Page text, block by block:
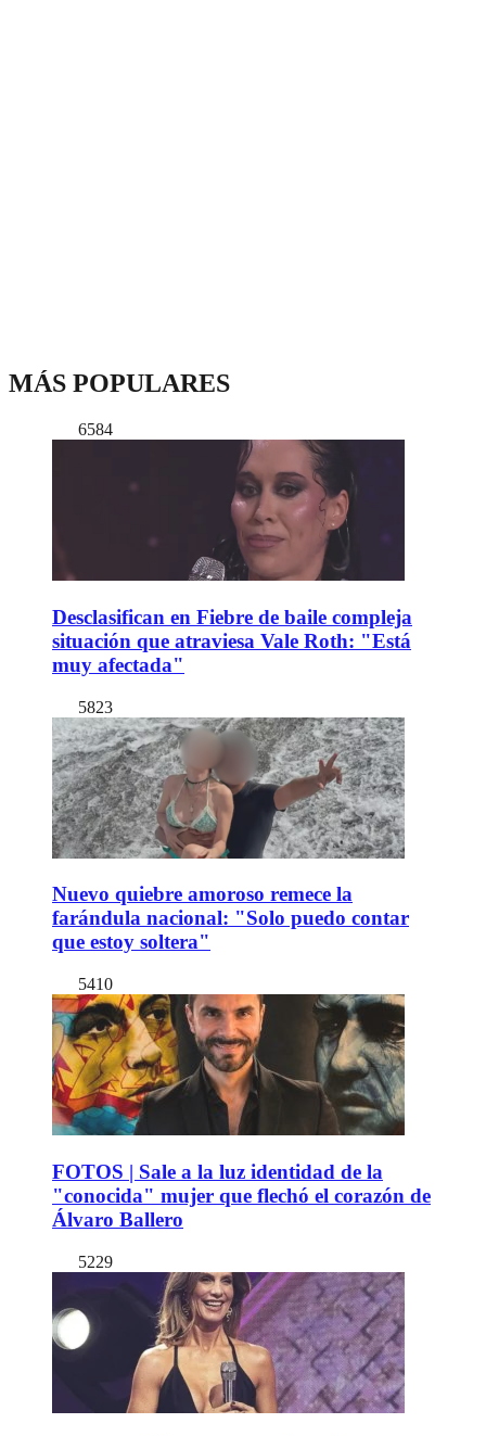
MÁS POPULARES
6584
Desclasifican en Fiebre de baile compleja
situación que atraviesa Vale Roth: "Está
muy afectada"
5823
Nuevo quiebre amoroso remece la
farándula nacional: "Solo puedo contar
que estoy soltera"
5410
FOTOS | Sale a la luz identidad de la
"conocida" mujer que flechó el corazón de
Álvaro Ballero
5229